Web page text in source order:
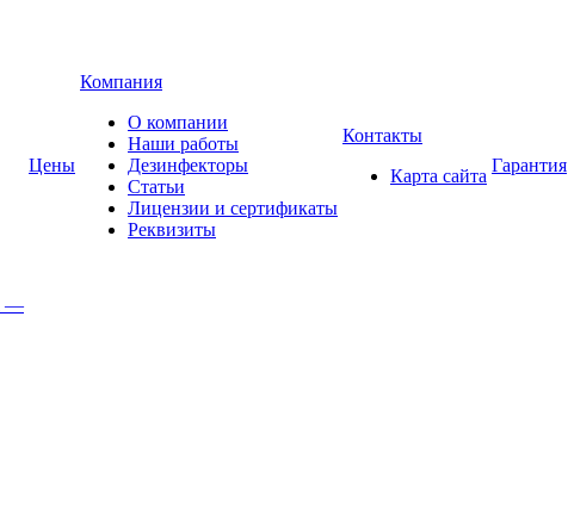
—
Цены
Компания
О компании
Наши работы
Дезинфекторы
Статьи
Лицензии и сертификаты
Реквизиты
Контакты
Карта сайта
Гарантия